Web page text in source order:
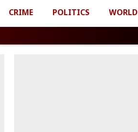
CRIME POLITICS WORLD